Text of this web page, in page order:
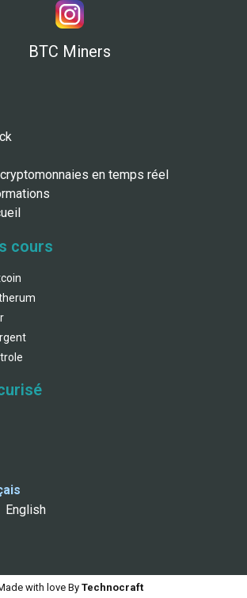
BTC Miners
en temps réel
cours
English
with love ByTechnocraft